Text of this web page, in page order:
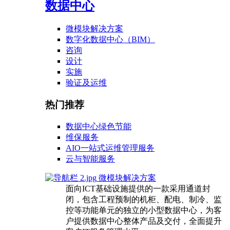
数据中心
微模块解决方案
数字化数据中心（BIM）
咨询
设计
实施
验证及运维
热门推荐
数据中心绿色节能
维保服务
AIO一站式运维管理服务
云与智能服务
微模块解决方案
面向ICT基础设施提供的一款采用通道封
闭，包含工程预制的机柜、配电、制冷、监
控等功能单元的独立的小型数据中心，为客
户提供数据中心整体产品及交付，全面提升